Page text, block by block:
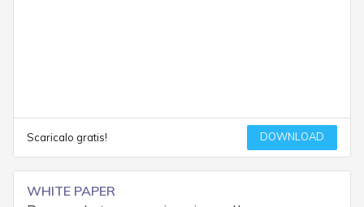
Scaricalo gratis! DOWNLOAD
WHITE PAPER